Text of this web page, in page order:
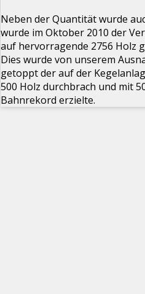
Neben der Quantität wurde
wurde im Oktober 2010 der
auf hervorragende 2756 Holz
Dies wurde von unserem
getoppt der auf der
500 Holz durchbrach und mit
Bahnrekord erzielte.